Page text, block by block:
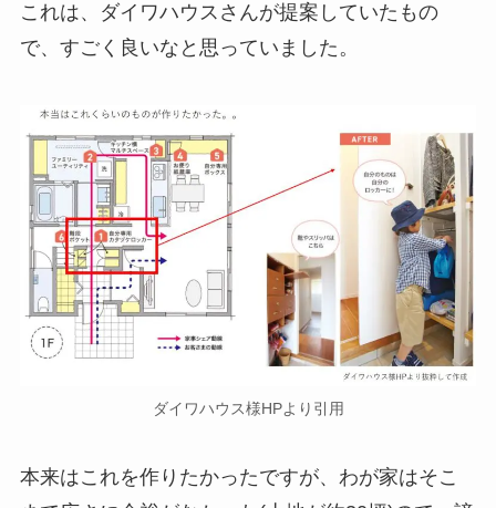
これは、ダイワハウスさんが提案していたもの
で、すごく良いなと思っていました。
ダイワハウス様HPより引用
本来はこれを作りたかったですが、わが家はそこ